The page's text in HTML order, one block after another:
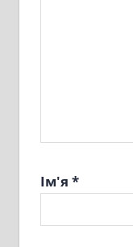
Ім'я *